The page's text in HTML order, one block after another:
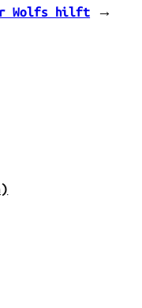
Wolfs hilft
→